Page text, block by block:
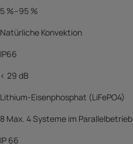
5 %–95 %
Natürliche Konvektion
IP66
< 29 dB
Lithium-Eisenphosphat (LiFePO4)
8 Max. 4 Systeme im Parallelbetrieb
IP 66